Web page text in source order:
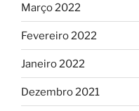
Março 2022
Fevereiro 2022
Janeiro 2022
Dezembro 2021